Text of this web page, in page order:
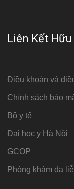
Liên Kết
Điều khoản và
Chính sách bảo
Bộ y tế
Đại học y Hà Nội
GCOP
Phòng khám da